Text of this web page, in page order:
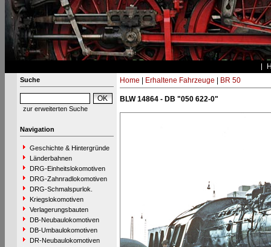
Suche
zur erweiterten Suche
Navigation
Geschichte & Hintergründe
Länderbahnen
DRG-Einheitslokomotiven
DRG-Zahnradlokomotiven
DRG-Schmalspurlok.
Kriegslokomotiven
Verlagerungsbauten
DB-Neubaulokomotiven
DB-Umbaulokomotiven
DR-Neubaulokomotiven
Home Erhaltene Fahrzeuge BR 50
BLW 14864 - DB "050 622-0"